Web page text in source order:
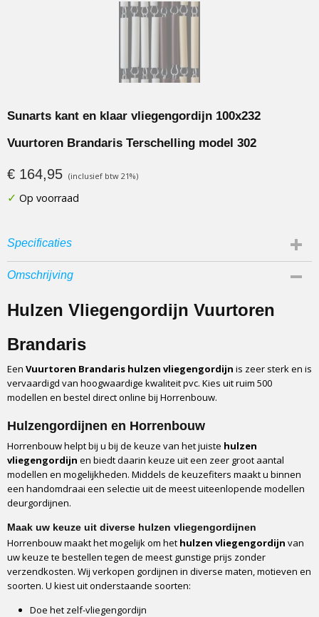
Sunarts kant en klaar vliegengordijn 100x232
Vuurtoren Brandaris Terschelling model 302
€ 164,95 (inclusief btw 21%)
✓ Op voorraad
Specificaties
Productcode
Omschrijving
Hulzen Vliegengordijn Vuurtoren
Brandaris
Een Vuurtoren Brandaris hulzen vliegengordijn is zeer sterk en is
vervaardigd van hoogwaardige kwaliteit pvc. Kies uit ruim 500
modellen en bestel direct online bij Horrenbouw.
Hulzengordijnen en Horrenbouw
Horrenbouw helpt bij u bij de keuze van het juiste hulzen
vliegengordijn en biedt daarin keuze uit een zeer groot aantal
modellen en mogelijkheden. Middels de keuzefiters maakt u binnen
een handomdraai een selectie uit de meest uiteenlopende modellen
deurgordijnen.
Maak uw keuze uit diverse hulzen vliegengordijnen
Horrenbouw maakt het mogelijk om het hulzen vliegengordijn van
uw keuze te bestellen tegen de meest gunstige prijs zonder
verzendkosten. Wij verkopen gordijnen in diverse maten, motieven en
soorten. U kiest uit onderstaande soorten:
Doe het zelf-vliegengordijn